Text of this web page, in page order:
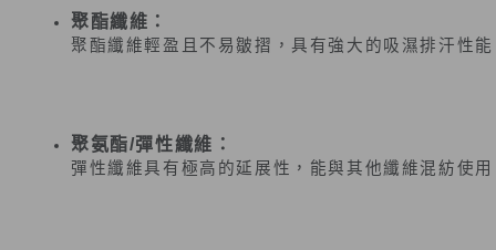
聚酯纖維：
聚酯纖維輕盈且不易皺摺，具有強大的吸濕排汗性
聚氨酯/彈性纖維：
彈性纖維具有極高的延展性，能與其他纖維混紡使